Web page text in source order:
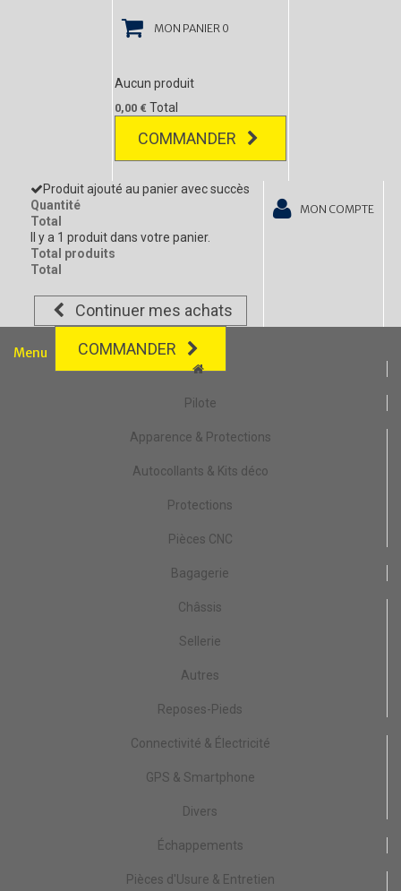
MON PANIER 0
Aucun produit
0,00 € Total
COMMANDER
Produit ajouté au panier avec succès
Quantité
Total
Il y a 1 produit dans votre panier.
Total produits
Total
Continuer mes achats
COMMANDER
MON COMPTE
Menu
Pilote
Apparence & Protections
Autocollants & Kits déco
Protections
Pièces CNC
Bagagerie
Châssis
Sellerie
Autres
Reposes-Pieds
Connectivité & Électricité
GPS & Smartphone
Divers
Échappements
Pièces d'Usure & Entretien